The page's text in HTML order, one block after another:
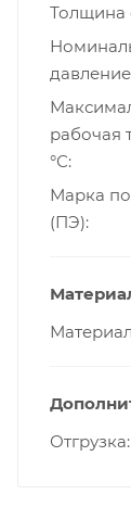
Толщина
рабочая
°С
Марка
(ПЭ)
Материал
Отгрузка